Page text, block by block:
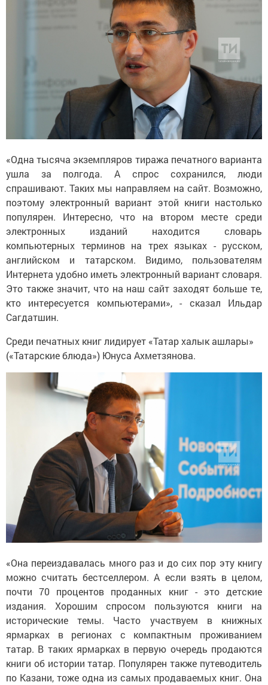
«Одна тысяча экземпляров тиража печатного варианта
ушла за полгода. А спрос сохранился, люди
спрашивают. Таких мы направляем на сайт. Возможно,
поэтому электронный вариант этой книги настолько
популярен. Интересно, что на втором месте среди
электронных изданий находится словарь
компьютерных терминов на трех языках - русском,
английском и татарском. Видимо, пользователям
Интернета удобно иметь электронный вариант словаря.
Это также значит, что на наш сайт заходят больше те,
кто интересуется компьютерами», - сказал Ильдар
Сагдатшин.
Среди печатных книг лидирует «Татар халык ашлары»
(«Татарские блюда») Юнуса Ахметзянова.
«Она переиздавалась много раз и до сих пор эту книгу
можно считать бестселлером. А если взять в целом,
почти 70 процентов проданных книг - это детские
издания. Хорошим спросом пользуются книги на
исторические темы. Часто участвуем в книжных
ярмарках в регионах с компактным проживанием
татар. В таких ярмарках в первую очередь продаются
книги об истории татар. Популярен также путеводитель
по Казани, тоже одна из самых продаваемых книг. Она